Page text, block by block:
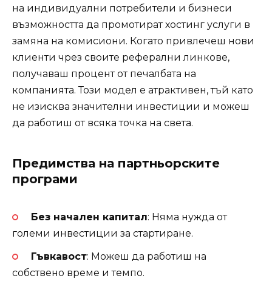
на индивидуални потребители и бизнеси
възможността да промотират хостинг услуги в
замяна на комисиони. Когато привлечеш нови
клиенти чрез своите реферални линкове,
получаваш процент от печалбата на
компанията. Този модел е атрактивен, тъй като
не изисква значителни инвестиции и можеш
да работиш от всяка точка на света.
Предимства на партньорските
програми
Без начален капитал: Няма нужда от
големи инвестиции за стартиране.
Гъвкавост: Можеш да работиш на
собствено време и темпо.